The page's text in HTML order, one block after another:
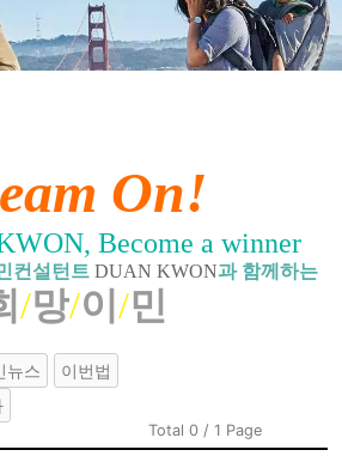
On!
Become a winner
컨설턴트 DUAN KWON과 함께하는
/망/이 /민
뉴스
이번법
Total 0 / 1 Page